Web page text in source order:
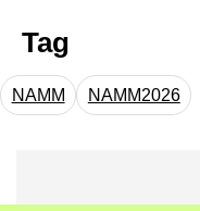
Tag
NAMM NAMM2026